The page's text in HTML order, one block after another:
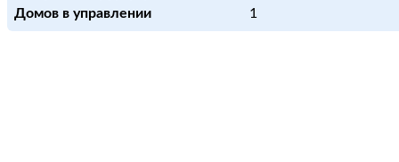
Домов в управлении
1